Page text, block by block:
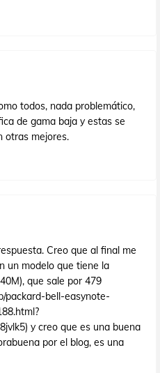
todos, nada problemático,
de gama baja y estas se
otras mejores.
Creo que al final me
un modelo que tiene la
que sale por 479
packard-bell-easynote-
y creo que es una buena
por el blog, es una